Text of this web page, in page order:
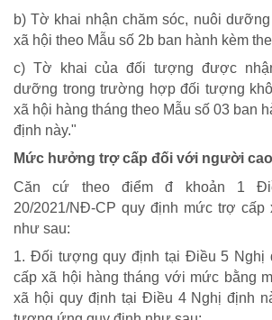
b) Tờ khai nhận chăm sóc, nuôi
xã hội theo Mẫu số 2b ban hành kèm
c) Tờ khai của đối tượng được
dưỡng trong trường hợp đối tượng
xã hội hàng tháng theo Mẫu số 03 ban
định này."
Mức hưởng trợ cấp đối với người
Căn cứ theo điểm đ khoản 1
20/2021/NĐ-CP quy định mức trợ cấp
như sau:
1. Đối tượng quy định tại Điều 5 Nghị
cấp xã hội hàng tháng với mức bằng
xã hội quy định tại Điều 4 Nghị định